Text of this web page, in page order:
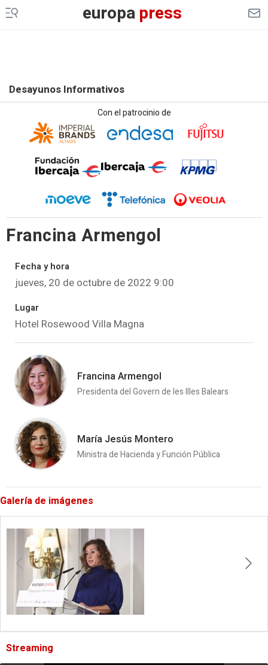
europapress
Desayunos Informativos
Con el patrocinio de
Francina Armengol
Fecha y hora
jueves, 20 de octubre de 2022 9:00
Lugar
Hotel Rosewood Villa Magna
Francina Armengol
Presidenta del Govern de les Illes Balears
María Jesús Montero
Ministra de Hacienda y Función Pública
Galería de imágenes
Streaming